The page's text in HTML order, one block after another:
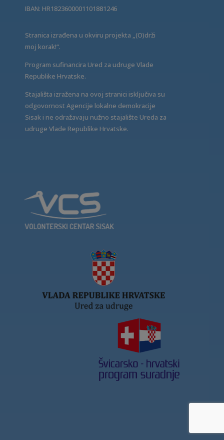
IBAN: HR1823600001101881246
Stranica izrađena u okviru projekta „(O)drži
moj korak!“.
Program sufinancira Ured za udruge Vlade
Republike Hrvatske.
Stajališta izražena na ovoj stranici isključiva su
odgovornost Agencije lokalne demokracije
Sisak i ne odražavaju nužno stajalište Ureda za
udruge Vlade Republike Hrvatske.